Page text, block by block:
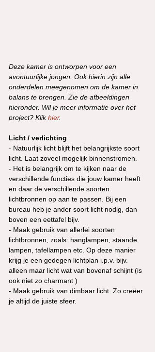
Deze kamer is ontworpen voor een
avontuurlijke jongen. Ook hierin zijn alle
onderdelen meegenomen om de kamer in
balans te brengen. Zie de afbeeldingen
hieronder. Wil je meer informatie over het
project? Klik hier.
Licht / verlichting
- Natuurlijk licht blijft het belangrijkste soort
licht. Laat zoveel mogelijk binnenstromen.
- Het is belangrijk om te kijken naar de
verschillende functies die jouw kamer heeft
en daar de verschillende soorten
lichtbronnen op aan te passen. Bij een
bureau heb je ander soort licht nodig, dan
boven een eettafel bijv.
- Maak gebruik van allerlei soorten
lichtbronnen, zoals: hanglampen, staande
lampen, tafellampen etc. Op deze manier
krijg je een gedegen lichtplan i.p.v. bijv.
alleen maar licht wat van bovenaf schijnt (is
ook niet zo charmant )
- Maak gebruik van dimbaar licht. Zo creëer
je altijd de juiste sfeer.